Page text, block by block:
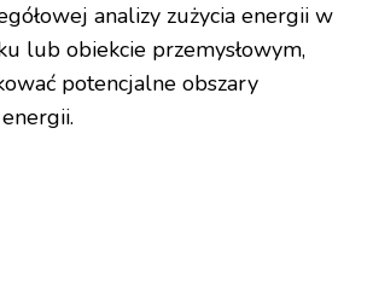
analizy zużycia energii w
lub obiekcie przemysłowym,
potencjalne obszary